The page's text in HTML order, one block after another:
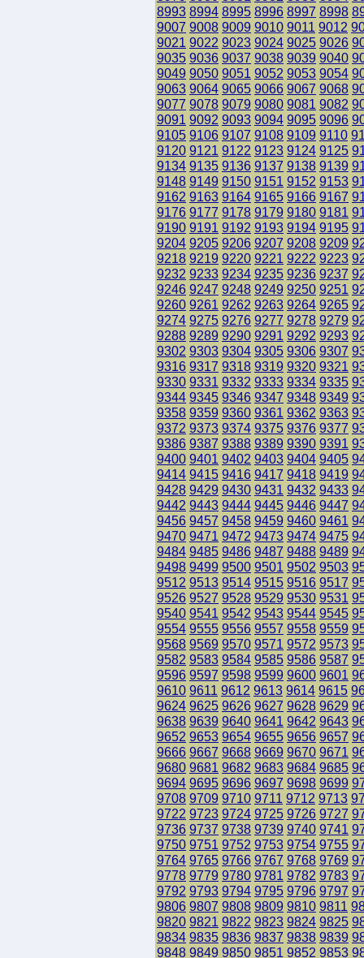
8993 8994 8995 8996 8997 8998
9007 9008 9009 9010 9011 9012
9021 9022 9023 9024 9025 9026
9035 9036 9037 9038 9039 9040
9049 9050 9051 9052 9053 9054
9063 9064 9065 9066 9067 9068
9077 9078 9079 9080 9081 9082
9091 9092 9093 9094 9095 9096
9105 9106 9107 9108 9109 9110
9120 9121 9122 9123 9124 9125
9134 9135 9136 9137 9138 9139
9148 9149 9150 9151 9152 9153
9162 9163 9164 9165 9166 9167
9176 9177 9178 9179 9180 9181
9190 9191 9192 9193 9194 9195
9204 9205 9206 9207 9208 9209
9218 9219 9220 9221 9222 9223
9232 9233 9234 9235 9236 9237
9246 9247 9248 9249 9250 9251
9260 9261 9262 9263 9264 9265
9274 9275 9276 9277 9278 9279
9288 9289 9290 9291 9292 9293
9302 9303 9304 9305 9306 9307
9316 9317 9318 9319 9320 9321
9330 9331 9332 9333 9334 9335
9344 9345 9346 9347 9348 9349
9358 9359 9360 9361 9362 9363
9372 9373 9374 9375 9376 9377
9386 9387 9388 9389 9390 9391
9400 9401 9402 9403 9404 9405
9414 9415 9416 9417 9418 9419
9428 9429 9430 9431 9432 9433
9442 9443 9444 9445 9446 9447
9456 9457 9458 9459 9460 9461
9470 9471 9472 9473 9474 9475
9484 9485 9486 9487 9488 9489
9498 9499 9500 9501 9502 9503
9512 9513 9514 9515 9516 9517
9526 9527 9528 9529 9530 9531
9540 9541 9542 9543 9544 9545
9554 9555 9556 9557 9558 9559
9568 9569 9570 9571 9572 9573
9582 9583 9584 9585 9586 9587
9596 9597 9598 9599 9600 9601
9610 9611 9612 9613 9614 9615
9624 9625 9626 9627 9628 9629
9638 9639 9640 9641 9642 9643
9652 9653 9654 9655 9656 9657
9666 9667 9668 9669 9670 9671
9680 9681 9682 9683 9684 9685
9694 9695 9696 9697 9698 9699
9708 9709 9710 9711 9712 9713
9722 9723 9724 9725 9726 9727
9736 9737 9738 9739 9740 9741
9750 9751 9752 9753 9754 9755
9764 9765 9766 9767 9768 9769
9778 9779 9780 9781 9782 9783
9792 9793 9794 9795 9796 9797
9806 9807 9808 9809 9810 9811
9820 9821 9822 9823 9824 9825
9834 9835 9836 9837 9838 9839
9848 9849 9850 9851 9852 9853